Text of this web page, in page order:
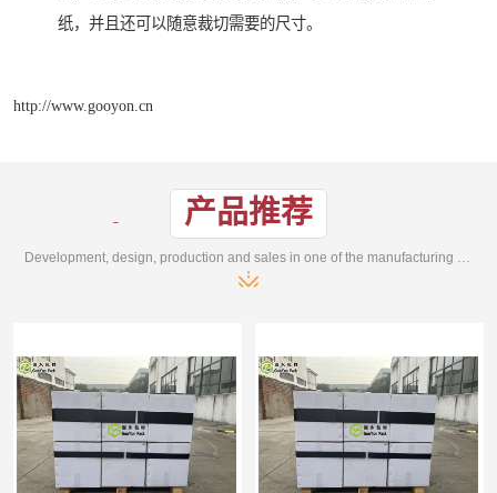
纸，并且还可以随意裁切需要的尺寸。
http://www.gooyon.cn
产品推荐
Development, design, production and sales in one of the manufacturing enterprises